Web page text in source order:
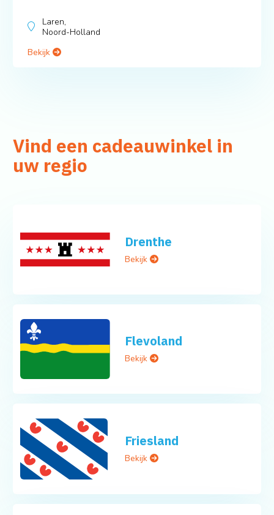
Laren,
Noord-Holland
Bekijk
Vind een cadeauwinkel in
uw regio
Drenthe
Bekijk
Flevoland
Bekijk
Friesland
Bekijk